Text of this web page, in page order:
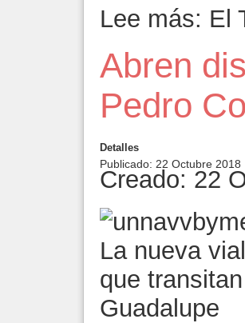
Lee más: El
Abren
Pedro
Detalles
Publicado: 22 Octubre 2018
Creado: 22
La nueva
que
Guadalupe